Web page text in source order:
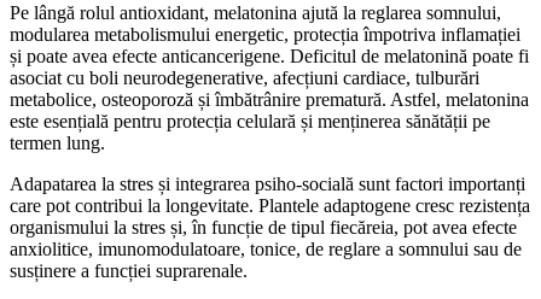
Pe lângă rolul antioxidant, melatonina ajută la reglarea somnului,
modularea metabolismului energetic, protecția împotriva inflamației
și poate avea efecte anticancerigene. Deficitul de melatonină poate fi
asociat cu boli neurodegenerative, afecțiuni cardiace, tulburări
metabolice, osteoporoză și îmbătrânire prematură. Astfel, melatonina
este esențială pentru protecția celulară și menținerea sănătății pe
termen lung.
Adapatarea la stres și integrarea psiho-socială sunt factori importanți
care pot contribui la longevitate. Plantele adaptogene cresc rezistența
organismului la stres și, în funcție de tipul fiecăreia, pot avea efecte
anxiolitice, imunomodulatoare, tonice, de reglare a somnului sau de
susținere a funcției suprarenale.